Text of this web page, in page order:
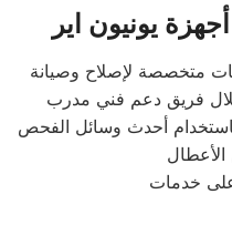
يونيون اير
متخصصة لإصلاح وصيانة
فريق دعم فني مدرب
أحدث وسائل الفحص
خدمات